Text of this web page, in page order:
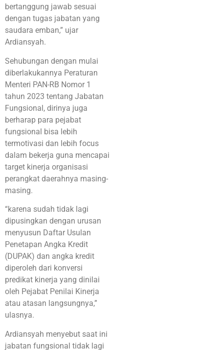
bertanggung jawab sesuai
dengan tugas jabatan yang
saudara emban,” ujar
Ardiansyah.
Sehubungan dengan mulai
diberlakukannya Peraturan
Menteri PAN-RB Nomor 1
tahun 2023 tentang Jabatan
Fungsional, dirinya juga
berharap para pejabat
fungsional bisa lebih
termotivasi dan lebih focus
dalam bekerja guna mencapai
target kinerja organisasi
perangkat daerahnya masing-
masing.
“karena sudah tidak lagi
dipusingkan dengan urusan
menyusun Daftar Usulan
Penetapan Angka Kredit
(DUPAK) dan angka kredit
diperoleh dari konversi
predikat kinerja yang dinilai
oleh Pejabat Penilai Kinerja
atau atasan langsungnya,”
ulasnya.
Ardiansyah menyebut saat ini
jabatan fungsional tidak lagi